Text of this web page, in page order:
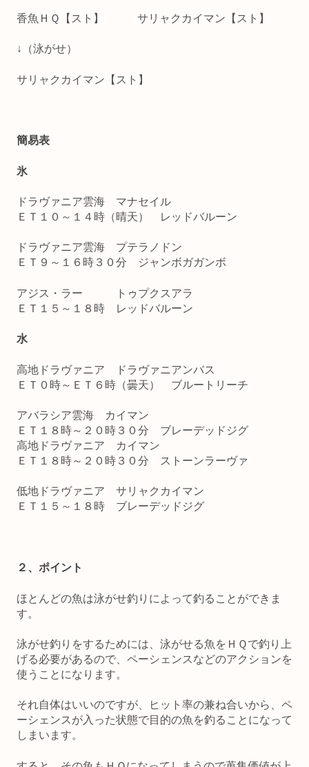
香魚ＨＱ【スト】 サリャクカイマン【スト】
↓（泳がせ）
サリャクカイマン【スト】
簡易表
氷
ドラヴァニア雲海 マナセイル
ＥＴ１０～１４時（晴天） レッドバルーン
ドラヴァニア雲海 プテラノドン
ＥＴ９～１６時３０分 ジャンボガガンボ
アジス・ラー トゥプクスアラ
ＥＴ１５～１８時 レッドバルーン
水
高地ドラヴァニア ドラヴァニアンバス
ＥＴ０時～ＥＴ６時（曇天） ブルートリーチ
アバラシア雲海 カイマン
ＥＴ１８時～２０時３０分 ブレーデッドジグ
高地ドラヴァニア カイマン
ＥＴ１８時～２０時３０分 ストーンラーヴァ
低地ドラヴァニア サリャクカイマン
ＥＴ１５～１８時 ブレーデッドジグ
２、ポイント
ほとんどの魚は泳がせ釣りによって釣ることができま
す。
泳がせ釣りをするためには、泳がせる魚をＨＱで釣り上
げる必要があるので、ペーシェンスなどのアクションを
使うことになります。
それ自体はいいのですが、ヒット率の兼ね合いから、ペ
ーシェンスが入った状態で目的の魚を釣ることになって
しまいます。